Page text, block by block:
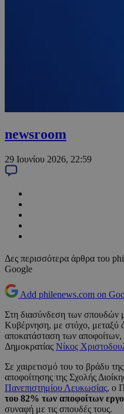
newsroom
29 Ιουνίου 2026, 22:59
Δες περισσότερα άρθρα του
Google
Add philenews.com on
Στη διασύνδεση των σπουδών
Κυβέρνηση, με στόχο, μεταξύ
αποκατάσταση των
Δημοκρατίας Νίκος
Σε χαιρετισμό του το βράδυ
αποφοίτησης της Σχολής
Πανεπιστημίου Λευκωσίας, ο
του 82% των αποφοίτων
συναφή με τις σπουδές τους.